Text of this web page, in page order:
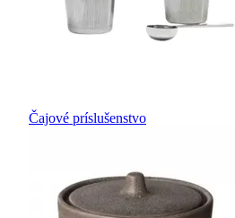
Čajové príslušenstvo